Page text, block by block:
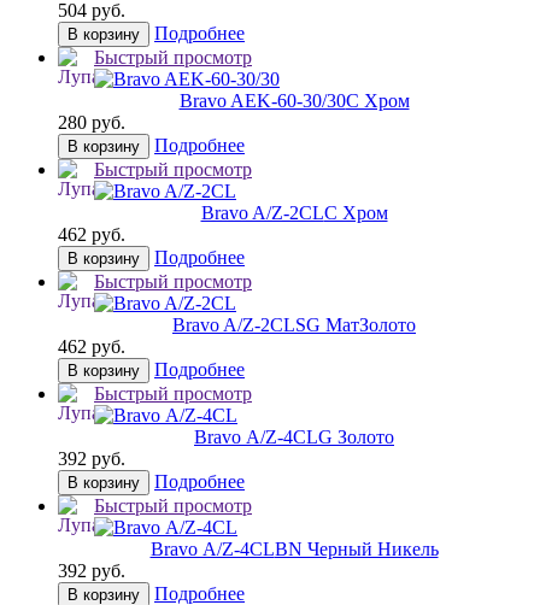
504 руб.
В корзину
Подробнее
Быстрый просмотр
Bravo AЕK-60-30/30C Хром
280 руб.
В корзину
Подробнее
Быстрый просмотр
Bravo A/Z-2CLC Хром
462 руб.
В корзину
Подробнее
Быстрый просмотр
Bravo A/Z-2CLSG МатЗолото
462 руб.
В корзину
Подробнее
Быстрый просмотр
Bravo А/Z-4CLG Золото
392 руб.
В корзину
Подробнее
Быстрый просмотр
Bravo А/Z-4CLBN Черный Никель
392 руб.
В корзину
Подробнее